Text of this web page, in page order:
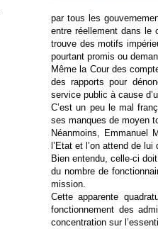
par tous les
entre réellement dans le
trouve des motifs
pourtant promis ou
Même la Cour des
des rapports pour
service public à cause
C’est un peu le mal
ses manques de moyen
Néanmoins, Emmanuel
l’Etat et l’on attend de lui
Bien entendu, celle-ci
du nombre de
mission.
Cette apparente
fonctionnement des
concentration sur